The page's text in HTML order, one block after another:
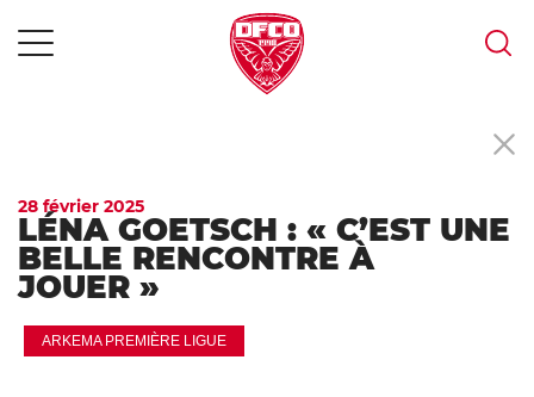
28 février 2025
LÉNA GOETSCH : « C’EST UNE
BELLE RENCONTRE À
JOUER »
ARKEMA PREMIÈRE LIGUE